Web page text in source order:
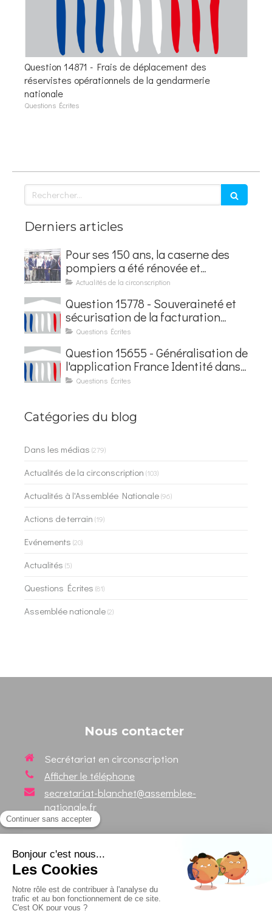
Question 14871 - Frais de déplacement des
réservistes opérationnels de la gendarmerie
nationale
Questions Écrites
Rechercher
Derniers articles
Pour ses 150 ans, la caserne des
pompiers a été rénovée et
baptisée au nom d'Hubert
Actualités de la circonscription
Question 15778 - Souveraineté et
sécurisation de la facturation
électronique
Questions Écrites
Question 15655 - Généralisation de
l'application France Identité dans
les contrôles du quotidien
Questions Écrites
Catégories du blog
Dans les médias (279)
Actualités de la circonscription (103)
Actualités à l'Assemblée Nationale(96)
Actions de terrain (19)
Evénements (20)
Actualités (5)
Questions Écrites (81)
Assemblée nationale(2)
Nous contacter
Secrétariat en circonscription
Afficher le téléphone
secretariat-blanchet@assemblee-
nationale.fr
Suivez votre Député sur les
réseaux sociaux